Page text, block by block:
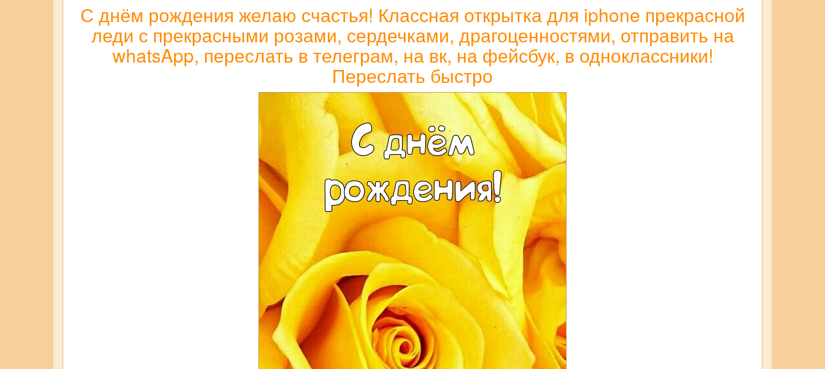
С днём рождения желаю счастья! Классная открытка для iphone прекрасной
леди с прекрасными розами, сердечками, драгоценностями, отправить на
whatsApp, переслать в телеграм, на вк, на фейсбук, в одноклассники!
Переслать быстро